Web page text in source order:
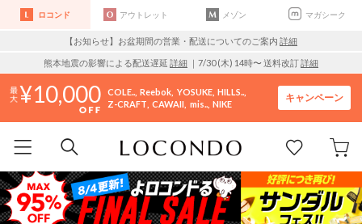
ロコンド アウトレット メゾン マガシーク
【お知らせ】お盆期間の営業・配送についてのご案内 詳細
熊本地震の影響による配送遅延 詳細 ｜7/30 (木) 14時〜 送料改訂詳細
10,000 COLE.. Reebok YOSUKE HILLS..
Z-CRAFT CAWAII mis.. NIKE
キャンペーン